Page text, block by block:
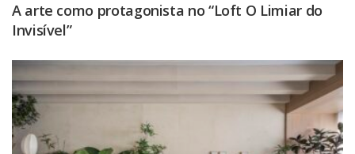
A arte como protagonista no “Loft O Limiar do
Invisível”